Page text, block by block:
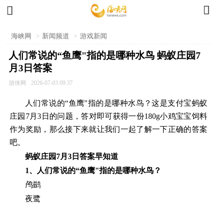
 
海峡网 > 新闻频道 > 游戏新闻
人们常说的“鱼鹰"指的是哪种水鸟 蚂蚁庄园7
月3日答案
游侠网 2026-07-03 09:37
人们常说的“鱼鹰"指的是哪种水鸟？这是支付宝蚂蚁
庄园7月3日的问题，答对即可获得一份180g小鸡宝宝饲料
作为奖励，那么接下来就让我们一起了解一下正确的答案
吧。
蚂蚁庄园7月3日答案早知道
1、人们常说的“鱼鹰"指的是哪种水鸟？
鸬鹚
夜鹭